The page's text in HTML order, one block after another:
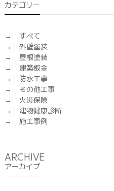
カテゴリー
すべて
外壁塗装
屋根塗装
建築板金
防水工事
その他工事
火災保険
建物健康診断
施工事例
ARCHIVE
アーカイブ